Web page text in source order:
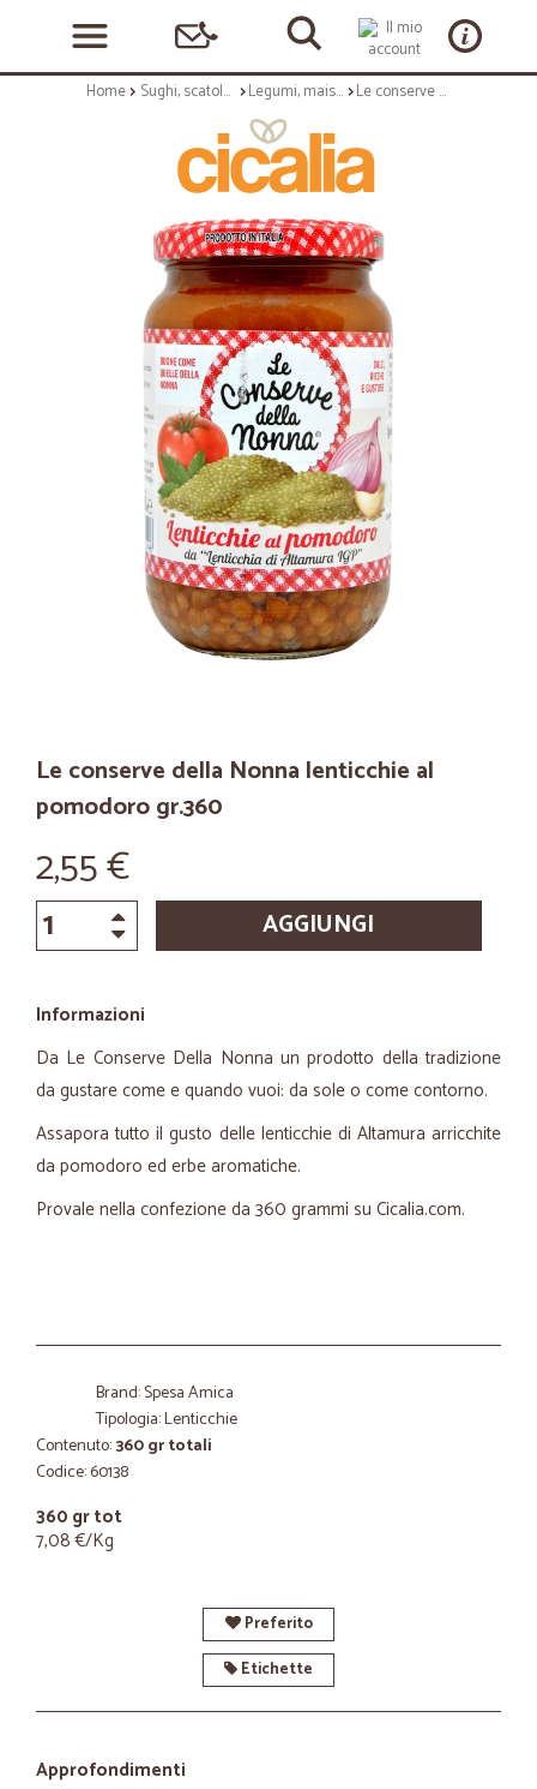
Home Sughi, scatolame e condimenti Legumi, mais e cereali Le conserve della Nonna lenticchie al pomodoro gr.360
Le conserve della Nonna lenticchie al
pomodoro gr.360
2,55 €
AGGIUNGI
Informazioni
Da Le Conserve Della Nonna un prodotto della tradizione
da gustare come e quando vuoi: da sole o come contorno.
Assapora tutto il gusto delle lenticchie di Altamura arricchite
da pomodoro ed erbe aromatiche.
Provale nella confezione da 360 grammi su Cicalia.com.
Brand: Spesa Amica
Tipologia: Lenticchie
Contenuto:360 gr totali
Codice: 60138
360 gr tot
7,08 €/Kg
Preferito
Etichette
Approfondimenti